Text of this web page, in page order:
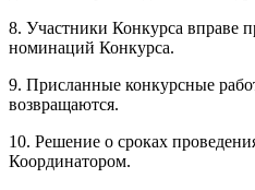
8. Участники Конкурса вправе
номинаций Конкурса.
9. Присланные конкурсные
возвращаются.
10. Решение о сроках
Координатором.